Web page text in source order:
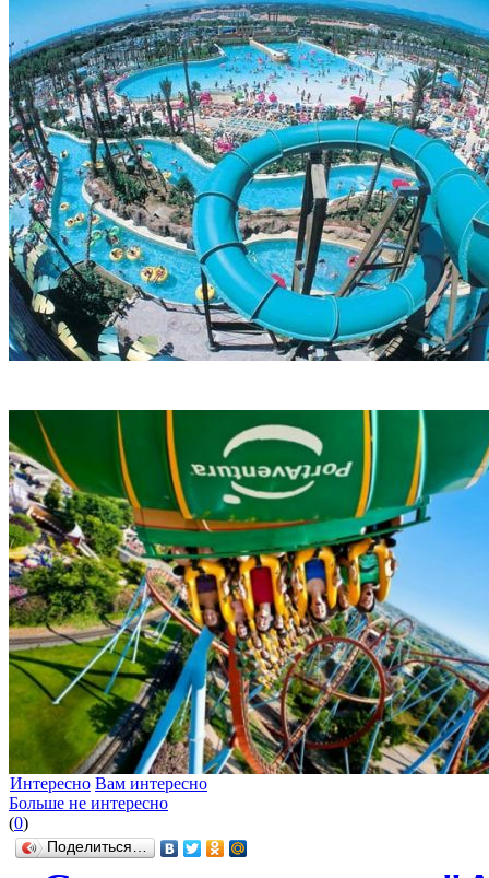
Интересно Вам интересно
Больше не интересно
(0)
Поделиться…